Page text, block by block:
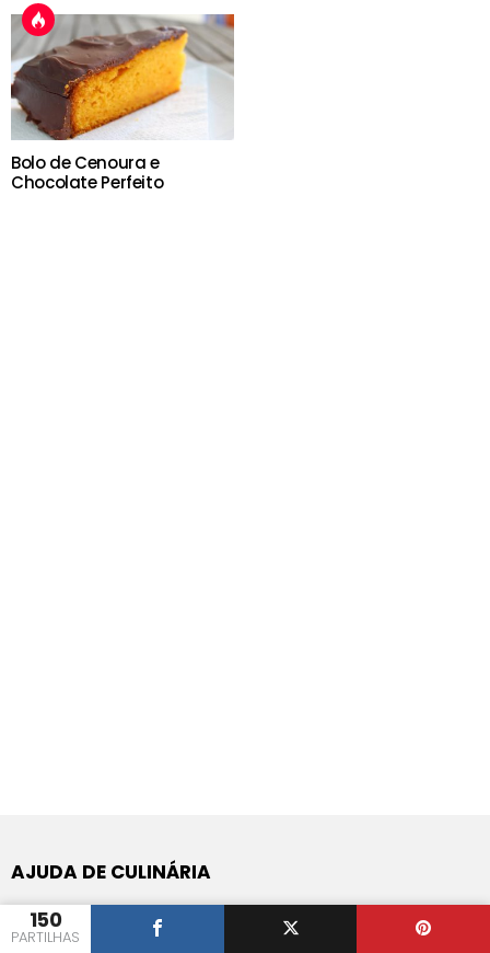
150
PARTILHAS
Bolo de Cenoura e
Chocolate Perfeito
AJUDA DE CULINÁRIA
Perguntas e Respostas de Culinária
App de Android do Iguaria